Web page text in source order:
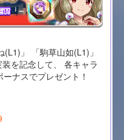
(L1)」 「駒草山如(L1)」
を記念して、 各キャラ
ナスでプレゼント！